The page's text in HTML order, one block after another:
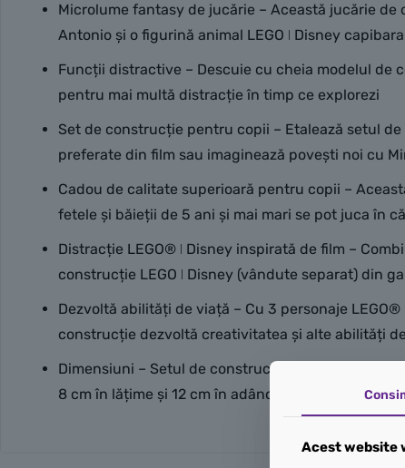
Microlume fantasy de jucărie – Această jucărie
Antonio și o figurină animal LEGO ǀ Disney capibara
Funcții distractive – Descuie cu cheia modelul de
pentru mai multă distracție în timp ce explorezi
Set de construcție pentru copii – Etalează setul
preferate din film sau imaginează povești noi cu
Cadou de calitate superioară pentru copii –
fetele și băieții de 5 ani și mai mari se pot juca în
Distracție LEGO® ǀ Disney inspirată de film –
construcție LEGO ǀ Disney (vândute separat) din
Dezvoltă abilități de viață – Cu 3 personaje
construcție dezvoltă creativitatea și alte abilități
Dimensiuni – Setul de construcție LEGO® din 186
8 cm în lățime și 12 cm în adâncime
Acest website